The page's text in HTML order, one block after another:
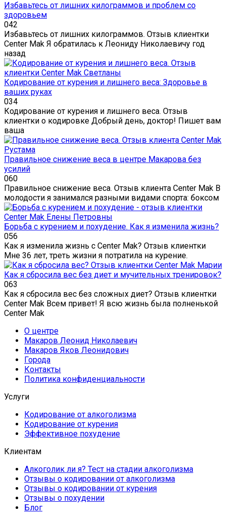
Избавьтесь от лишних килограммов и проблем со
здоровьем
042
Избавьтесь от лишних килограммов. Отзыв клиентки
Center Mak Я обратилась к Леониду Николаевичу год
назад
Кодирование от курения и лишнего веса: Здоровье в
ваших руках
034
Кодирование от курения и лишнего веса. Отзыв
клиентки о кодировке Добрый день, доктор! Пишет вам
ваша
Правильное снижение веса в центре Макарова без
усилий
060
Правильное снижение веса. Отзыв клиента Center Mak В
молодости я занимался разными видами спорта: боксом
Борьба с курением и похудение. Как я изменила жизнь?
056
Как я изменила жизнь с Center Mak? Отзыв клиентки
Мне 36 лет, треть жизни я потратила на курение.
Как я сбросила вес без диет и мучительных тренировок?
063
Как я сбросила вес без сложных диет? Отзыв клиентки
Center Mak Всем привет! Я всю жизнь была полненькой
Center Mak
О центре
Макаров Леонид Николаевич
Макаров Яков Леонидович
Города
Контакты
Политика конфиденциальности
Услуги
Кодирование от алкоголизма
Кодирование от курения
Эффективное похудение
Клиентам
Алкоголик ли я? Тест на стадии алкоголизма
Отзывы о кодировании от алкоголизма
Отзывы о кодировании от курения
Отзывы о похудении
Блог